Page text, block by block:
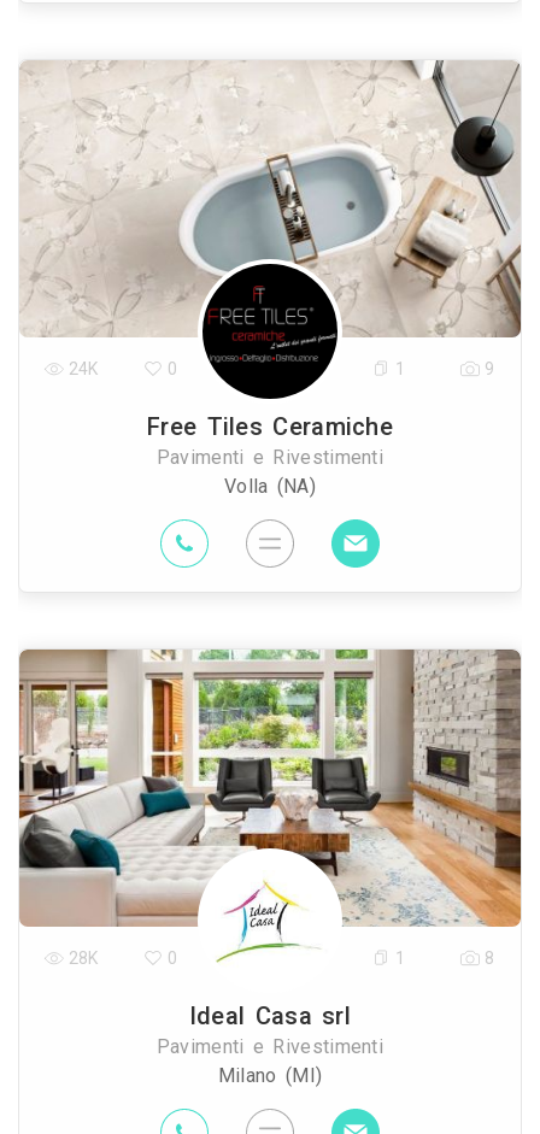
Free Tiles Ceramiche
Pavimenti e Rivestimenti
Volla (NA)
24K 0 1 9
Ideal Casa srl
Pavimenti e Rivestimenti
Milano (MI)
28K 0 1 8